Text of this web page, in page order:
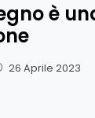
è
26 Aprile 2023